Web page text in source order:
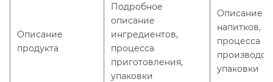
Описание
продукта
Подробное
описание
ингредиентов,
процесса
приготовления,
упаковки
Описание
напитков,
процесса
упаковки